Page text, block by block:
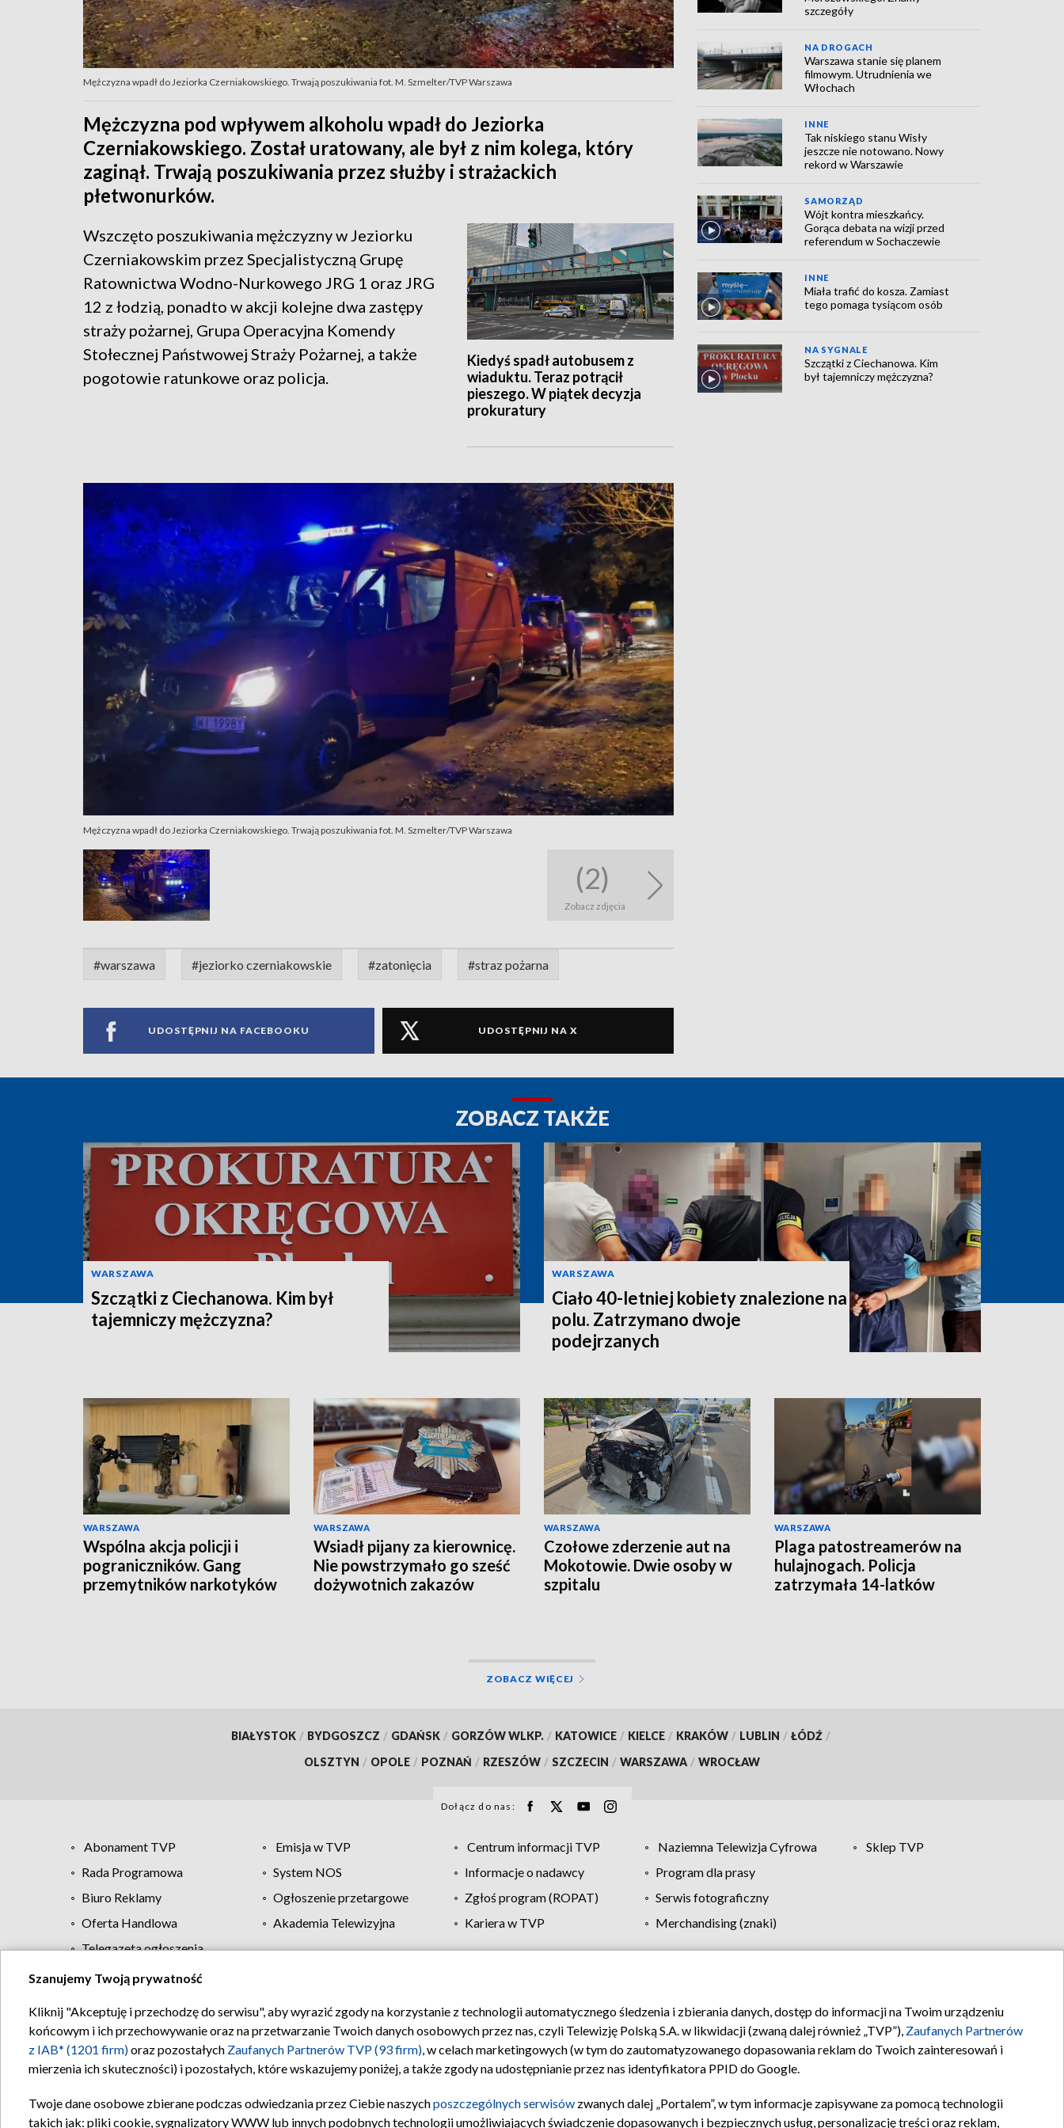
Mężczyzna wpadł do Jeziorka Czerniakowskiego. Trwają poszukiwania fot. M. Szmelter/TVP Warszawa
Mężczyzna pod wpływem alkoholu wpadł do Jeziorka
Czerniakowskiego. Został uratowany, ale był z nim kolega, który
zaginął. Trwają poszukiwania przez służby i strażackich
płetwonurków.
Kiedyś spadł autobusem z
wiaduktu. Teraz potrącił
pieszego. W piątek decyzja
prokuratury
Wszczęto poszukiwania mężczyzny w Jeziorku
Czerniakowskim przez Specjalistyczną Grupę
Ratownictwa Wodno-Nurkowego JRG 1 oraz JRG
12 z łodzią, ponadto w akcji kolejne dwa zastępy
straży pożarnej, Grupa Operacyjna Komendy
Stołecznej Państwowej Straży Pożarnej, a także
pogotowie ratunkowe oraz policja.
Mężczyzna wpadł do Jeziorka Czerniakowskiego. Trwają poszukiwania fot. M. Szmelter/TVP Warszawa
(2)
Zobacz zdjęcia
#warszawa #jeziorko czerniakowskie #zatonięcia #straz pożarna
UDOSTĘPNIJ NA FACEBOOKU UDOSTĘPNIJ NA X
szczegóły
NA DROGACH
Warszawa stanie się planem
filmowym. Utrudnienia we
Włochach
INNE
Tak niskiego stanu Wisły
jeszcze nie notowano. Nowy
rekord w Warszawie
SAMORZĄD
Wójt kontra mieszkańcy.
Gorąca debata na wizji przed
referendum w Sochaczewie
INNE
Miała trafić do kosza. Zamiast
tego pomaga tysiącom osób
NA SYGNALE
Szczątki z Ciechanowa. Kim
był tajemniczy mężczyzna?
ZOBACZ TAKŻE
WARSZAWA
Szczątki z Ciechanowa. Kim był
tajemniczy mężczyzna?
WARSZAWA
Ciało 40-letniej kobiety znalezione na
polu. Zatrzymano dwoje
podejrzanych
WARSZAWA
Wspólna akcja policji i
pograniczników. Gang
przemytników narkotyków
WARSZAWA
Wsiadł pijany za kierownicę.
Nie powstrzymało go sześć
dożywotnich zakazów
WARSZAWA
Czołowe zderzenie aut na
Mokotowie. Dwie osoby w
szpitalu
WARSZAWA
Plaga patostreamerów na
hulajnogach. Policja
zatrzymała 14-latków
ZOBACZ WIĘCEJ
BIAŁYSTOK / BYDGOSZCZ / GDAŃSK / GORZÓW WLKP. / KATOWICE / KIELCE / KRAKÓW / LUBLIN / ŁÓDŹ /
OLSZTYN / OPOLE / POZNAŃ / RZESZÓW / SZCZECIN / WARSZAWA / WROCŁAW
Dołącz do nas:
Abonament TVP Emisja w TVP Centrum informacji TVP Naziemna Telewizja Cyfrowa
Sklep TVP
Rada Programowa
System NOS Informacje o nadawcy
Program dla prasy
Biuro Reklamy
Ogłoszenie przetargowe Zgłoś program (ROPAT)
Serwis fotograficzny
Oferta Handlowa
Akademia Telewizyjna Kariera w TVP
Merchandising (znaki)
Telegazeta ogłoszenia
Regulamin TVP Polityka prywatności Moje zgody Pomoc Biuro reklamy Kontakt
Szanujemy Twoją prywatność
Kliknij "Akceptuję i przechodzę do serwisu", aby wyrazić zgody na korzystanie z technologii automatycznego śledzenia i zbierania danych, dostęp do informacji na Twoim urządzeniu
końcowym i ich przechowywanie oraz na przetwarzanie Twoich danych osobowych przez nas, czyli Telewizję Polską S.A. w likwidacji (zwaną dalej również „TVP”), Zaufanych Partnerów
z IAB* (1201 firm)oraz pozostałych Zaufanych Partnerów TVP (93 firm), w celach marketingowych (w tym do zautomatyzowanego dopasowania reklam do Twoich zainteresowań i
mierzenia ich skuteczności) i pozostałych, które wskazujemy poniżej, a także zgody na udostępnianie przez nas identyfikatora PPID do Google.
Twoje dane osobowe zbierane podczas odwiedzania przez Ciebie naszychposzczególnych serwisów zwanych dalej „Portalem”, w tym informacje zapisywane za pomocą technologii
takich jak: pliki cookie, sygnalizatory WWW lub innych podobnych technologii umożliwiających świadczenie dopasowanych i bezpiecznych usług, personalizację treści oraz reklam,